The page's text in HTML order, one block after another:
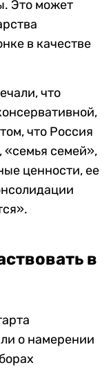
Это может
в качестве
что
что Россия
«семья семей»,
ценности, ее
в
о намерении